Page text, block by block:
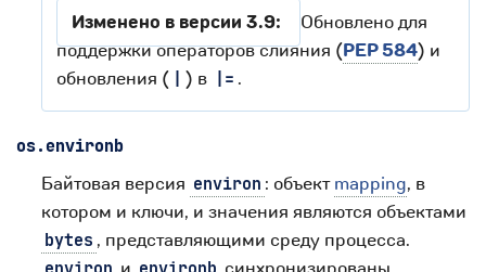
Изменено в версии 3.9:
Обновлено для
поддержки операторов слияния (PEP 584) и
обновления (
) в |= .
os. environb
Байтовая версия environ : объектmapping, в
котором и ключи, и значения являются объектами
bytes , представляющими среду процесса.